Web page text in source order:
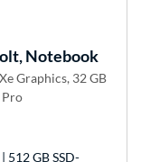
Notebook
Graphics, 32 GB
Pro
512 GB SSD-